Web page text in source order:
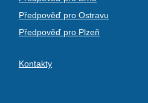
Předpověď pro Ostravu
Předpověď pro Plzeň
Kontakty